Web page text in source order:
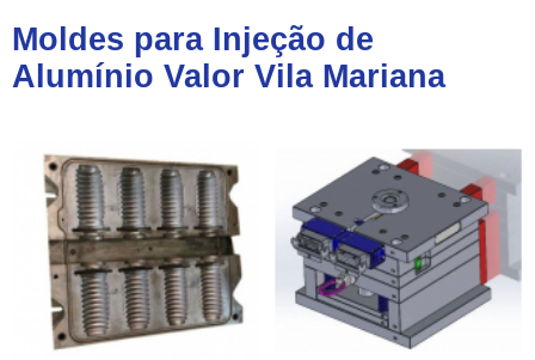
Moldes para Injeção de
Alumínio Valor Vila Mariana